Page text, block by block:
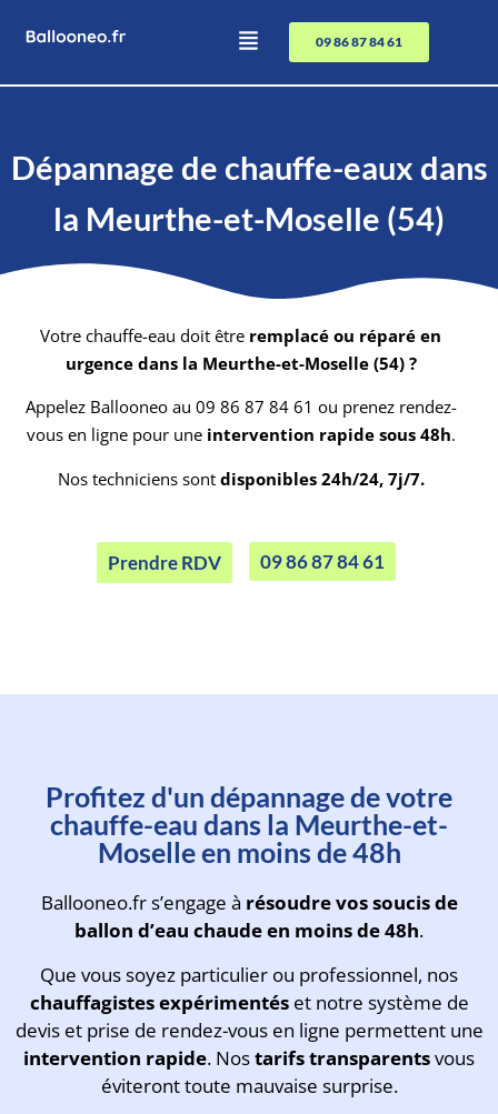
09 86 87 84 61
Dépannage de chauffe-eaux dans
la Meurthe-et-Moselle (54)
Votre chauffe-eau doit être remplacé ou réparé en
urgence dans la Meurthe-et-Moselle (54) ?
Appelez Ballooneo au 09 86 87 84 61 ou prenez rendez-
vous en ligne pour une intervention rapide sous 48h.
Nos techniciens sont disponibles 24h/24, 7j/7.
Prendre RDV 09 86 87 84 61
Prenez rendez-vous avec un
technicien en moins d'une
minute
Profitez d'un dépannage de votre
chauffe-eau dans la Meurthe-et-
Moselle en moins de 48h
Ballooneo.fr s’engage à résoudre vos soucis de
ballon d’eau chaude en moins de 48h.
Que vous soyez particulier ou professionnel, nos
chauffagistes expérimentéset notre système de
devis et prise de rendez-vous en ligne permettent une
intervention rapide. Nostarifs transparentsvous
éviteront toute mauvaise surprise.